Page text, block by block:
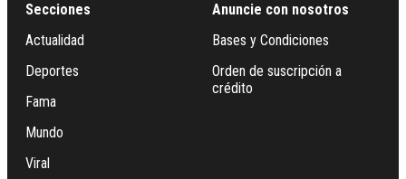
Secciones
Actualidad
Deportes
Fama
Mundo
Viral
Anuncie con nosotros
Bases y Condiciones
Orden de suscripción a
crédito